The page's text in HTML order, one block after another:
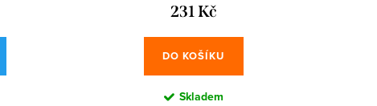
231 Kč
DO KOŠÍKU
Skladem